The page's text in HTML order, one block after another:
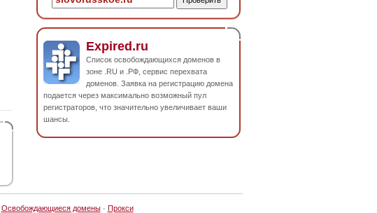
Expired.ru
Список освобождающихся доменов в
зоне .RU и .РФ, сервис перехвата
доменов. Заявка на регистрацию домена
подается через максимально возможный пул
регистраторов, что значительно увеличивает ваши
шансы.
Освобождающиеся домены· Прокси